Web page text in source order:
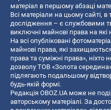
матеріал в першому абзаці
Всі матеріали на цьому сайті, в
дослідження – є службовими
виключні майнові права на
На всі опубліковані
майнові права, які
права та суміжні права»,
дозволу ТОВ «Золота
підлягають подальшому
будь-якій формі.
Редакція OBOZ.UA може не
авторському матеріалі. За